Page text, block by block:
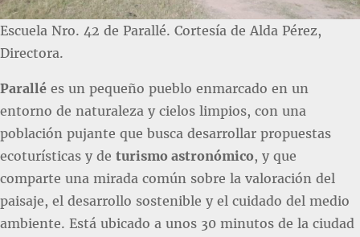
Escuela Nro. 42 de Parallé. Cortesía de Alda Pérez,
Directora.
Parallé es un pequeño pueblo enmarcado en un
entorno de naturaleza y cielos limpios, con una
población pujante que busca desarrollar propuestas
ecoturísticas y de turismo astronómico, y que
comparte una mirada común sobre la valoración del
paisaje, el desarrollo sostenible y el cuidado del medio
ambiente. Está ubicado a unos 30 minutos de la ciudad